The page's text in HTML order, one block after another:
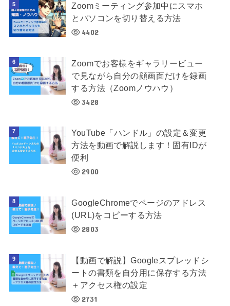
Zoomミーティング参加中にスマホ
とパソコンを切り替える方法
4402
Zoomでお客様をギャラリービュー
で見ながら自分の顔画面だけを録画
する方法（Zoomノウハウ）
3428
YouTube「ハンドル」の設定＆変更
方法を動画で解説します！固有IDが
便利
2900
GoogleChromeでページのアドレス
(URL)をコピーする方法
2803
【動画で解説】Googleスプレッドシ
ートの書類を自分用に保存する方法
＋アクセス権の設定
2731